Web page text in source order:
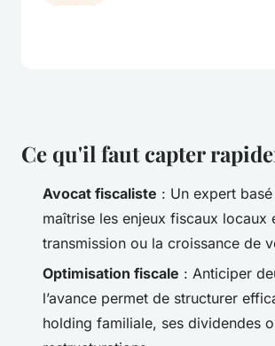
Ce qu'il faut capter
Avocat fiscaliste : Un expert
maîtrise les enjeux fiscaux locaux
transmission ou la croissance de
Optimisation fiscale : Anticiper
l’avance permet de structurer
holding familiale, ses dividendes